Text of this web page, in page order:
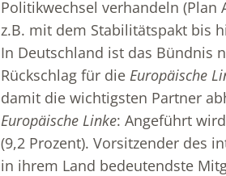
Politikwechsel verhandeln
z.B. mit dem Stabilitätspakt bis
In Deutschland ist das Bündnis
Rückschlag für die Europäische
damit die wichtigsten Partner
Europäische Linke: Angeführt
(9,2 Prozent). Vorsitzender des
in ihrem Land bedeutendste